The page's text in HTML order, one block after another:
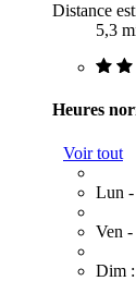
Distance
5,3
Heures
Voir tout
Lun -
Ven -
Dim :